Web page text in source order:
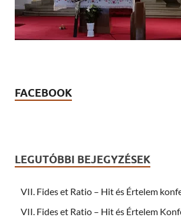
FACEBOOK
LEGUTÓBBI BEJEGYZÉSEK
VII. Fides et Ratio – Hit és Értelem
VII. Fides et Ratio – Hit és Értelem